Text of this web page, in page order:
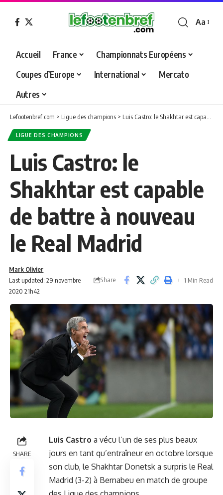
Font
Aa
Accueil France
Championnats Européens
Coupes d’Europe
International
Mercato
Autres
Lefootenbref.com > Ligue des champions > Luis Castro: le Shakhtar est capable de battre à nouveau le Real Madrid
LIGUE DES CHAMPIONS
Luis Castro: le
Shakhtar est capable
de battre à nouveau
le Real Madrid
Last updated: 29 novembre
2020 21h42
Mark Olivier
Share
1 Min Read
SHARE
Luis Castro a vécu l’un de ses plus beaux
jours en tant qu’entraîneur en octobre lorsque
son club, le Shakhtar Donetsk a surpris le Real
Madrid (3-2) à Bernabeu en match de groupe